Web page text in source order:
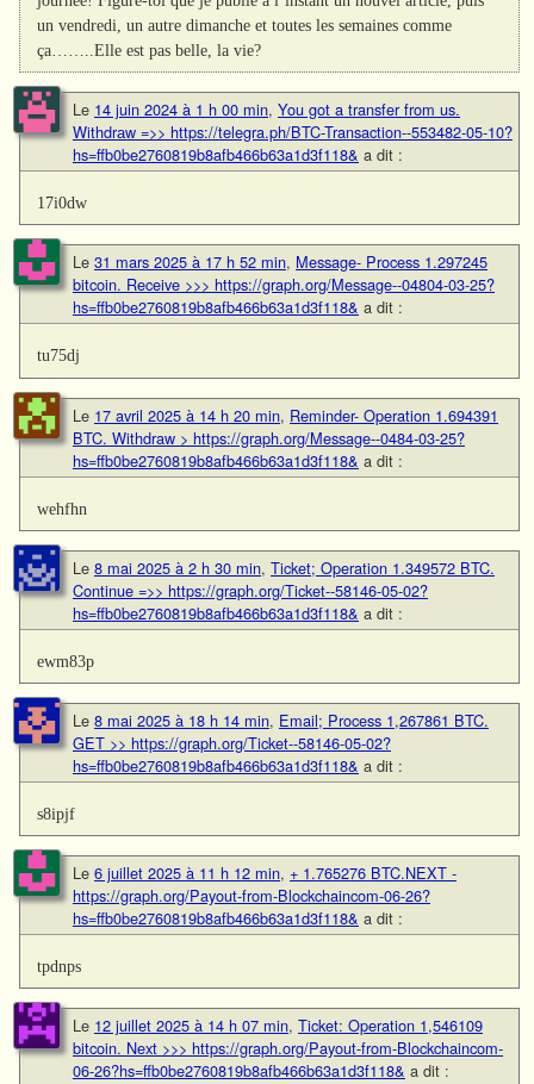
un vendredi, un autre dimanche et toutes les semaines comme
ça……..Elle est pas belle, la vie?
Le 14 juin 2024 à 1 h 00 min, You got a transfer from us.
Withdrаw =>> https://telegra.ph/BTC-Transaction--553482-05-10?
hs=ffb0be2760819b8afb466b63a1d3f118& a dit :
17i0dw
Le 31 mars 2025 à 17 h 52 min, Message- Process 1.297245
bitcoin. Receive >>> https://graph.org/Message--04804-03-25?
hs=ffb0be2760819b8afb466b63a1d3f118& a dit :
tu75dj
Le 17 avril 2025 à 14 h 20 min, Reminder- Operation 1.694391
BTC. Withdraw > https://graph.org/Message--0484-03-25?
hs=ffb0be2760819b8afb466b63a1d3f118& a dit :
wehfhn
Le 8 mai 2025 à 2 h 30 min, Ticket; Operation 1.349572 BTC.
Continue =>> https://graph.org/Ticket--58146-05-02?
hs=ffb0be2760819b8afb466b63a1d3f118& a dit :
ewm83p
Le 8 mai 2025 à 18 h 14 min, Email; Process 1,267861 BTC.
GET >> https://graph.org/Ticket--58146-05-02?
hs=ffb0be2760819b8afb466b63a1d3f118& a dit :
s8ipjf
Le 6 juillet 2025 à 11 h 12 min, + 1.765276 BTC.NEXT -
https://graph.org/Payout-from-Blockchaincom-06-26?
hs=ffb0be2760819b8afb466b63a1d3f118& a dit :
tpdnps
Le 12 juillet 2025 à 14 h 07 min, Ticket: Operation 1,546109
bitcoin. Next >>> https://graph.org/Payout-from-Blockchaincom-
06-26?hs=ffb0be2760819b8afb466b63a1d3f118& a dit :